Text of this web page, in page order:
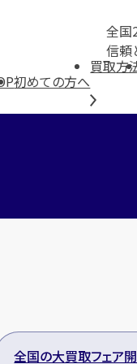
全国
信頼
初めての方へ
買取方
全国の大買取フェア